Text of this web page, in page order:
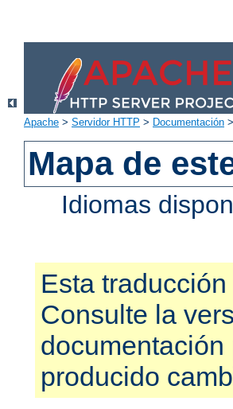
Apache > Servidor HTTP > Documentación >
Mapa de
Idiomas
Esta
Consulte la
producido